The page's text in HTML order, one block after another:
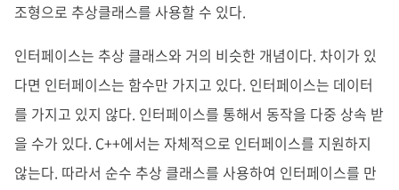
조형으로 추상클래스를 사용할 수 있다.
인터페이스는 추상 클래스와 거의 비슷한 개념이다. 차이가 있
다면 인터페이스는 함수만 가지고 있다. 인터페이스는 데이터
를 가지고 있지 않다. 인터페이스를 통해서 동작을 다중 상속 받
을 수가 있다. C++에서는 자체적으로 인터페이스를 지원하지
않는다. 따라서 순수 추상 클래스를 사용하여 인터페이스를 만